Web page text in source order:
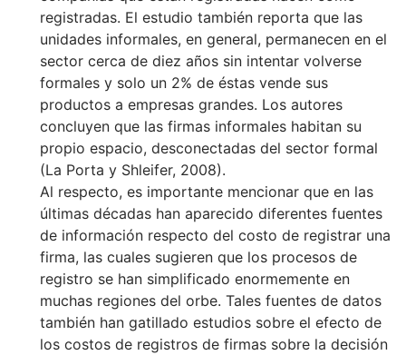
registradas. El estudio también reporta que las
unidades informales, en general, permanecen en el
sector cerca de diez años sin intentar volverse
formales y solo un 2% de éstas vende sus
productos a empresas grandes. Los autores
concluyen que las firmas informales habitan su
propio espacio, desconectadas del sector formal
(La Porta y Shleifer, 2008).
Al respecto, es importante mencionar que en las
últimas décadas han aparecido diferentes fuentes
de información respecto del costo de registrar una
firma, las cuales sugieren que los procesos de
registro se han simplificado enormemente en
muchas regiones del orbe. Tales fuentes de datos
también han gatillado estudios sobre el efecto de
los costos de registros de firmas sobre la decisión